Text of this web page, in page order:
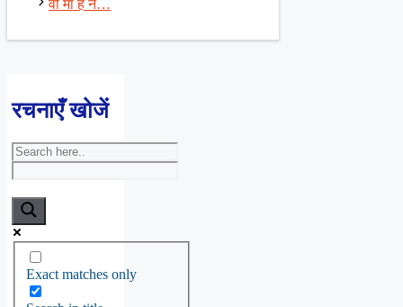
वो माँ है न…
रचनाएँ खोजें
Exact matches only